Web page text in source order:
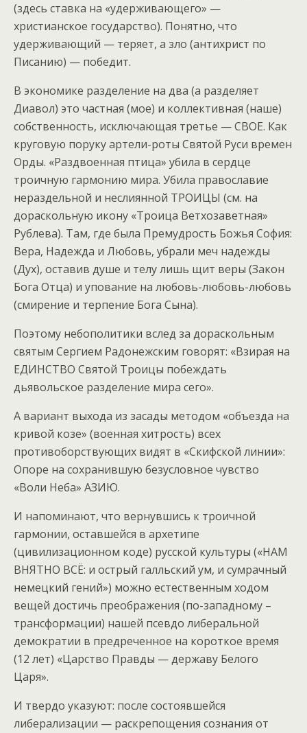
(здесь ставка на «удерживающего» —
христианское государство). Понятно, что
удерживающий — теряет, а зло (антихрист по
Писанию) — победит.
В экономике разделение на два (а разделяет
Диавол) это частная (мое) и коллективная (наше)
собственность, исключающая третье — СВОЕ. Как
круговую поруку артели-роты Святой Руси времен
Орды. «Раздвоенная птица» убила в сердце
троичную гармонию мира. Убила православие
нераздельной и неслиянной ТРОИЦЫ (см. на
дораскольную икону «Троица Ветхозаветная»
Рублева). Там, где была Премудрость Божья София:
Вера, Надежда и Любовь, убрали меч надежды
(Дух), оставив душе и телу лишь щит веры (Закон
Бога Отца) и упование на любовь-любовь-любовь
(смирение и терпение Бога Сына).
Поэтому небополитики вслед за дораскольным
святым Сергием Радонежским говорят: «Взирая на
ЕДИНСТВО Святой Троицы побеждать
дьявольское разделение мира сего».
А вариант выхода из засады методом «объезда на
кривой козе» (военная хитрость) всех
противоборствующих видят в «Скифской линии»:
Опоре на сохранившую безусловное чувство
«Воли Неба» АЗИЮ.
И напоминают, что вернувшись к троичной
гармонии, оставшейся в архетипе
(цивилизационном коде) русской культуры («НАМ
ВНЯТНО ВСЁ: и острый галльский ум, и сумрачный
немецкий гений») можно естественным ходом
вещей достичь преображения (по-западному –
трансформации) нашей псевдо либеральной
демократии в предреченное на короткое время
(12 лет) «Царство Правды — державу Белого
Царя».
И твердо указуют: после состоявшейся
либерализации — раскрепощения сознания от